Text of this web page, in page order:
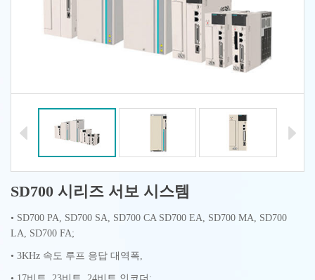
SD700 시리즈 서보 시스템
• SD700 PA, SD700 SA, SD700 CA SD700 EA, SD700 MA, SD700
LA, SD700 FA;
• 3KHz 속도 루프 응답 대역폭,